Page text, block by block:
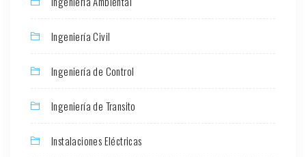
Ingeniería Civil
Ingeniería de Control
Ingeniería de Transito
Instalaciones Eléctricas